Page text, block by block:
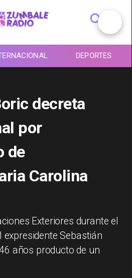
DEPORTES
decreta
por
de
Carolina
Exteriores durante el
expresidente Sebastián
años producto de un